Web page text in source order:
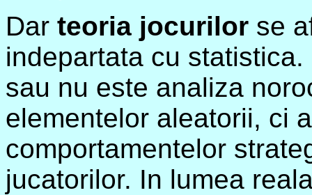
Dar teoria jocurilor se
indepartata cu
sau nu este analiza
elementelor aleatorii, ci a
comportamentelor
jucatorilor. In lumea